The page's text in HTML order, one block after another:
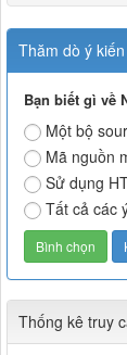
Thăm dò ý kiến
Bạn biết gì về
Một bộ
Mã nguồn
Sử dụng
Tất cả các
Thống kê truy